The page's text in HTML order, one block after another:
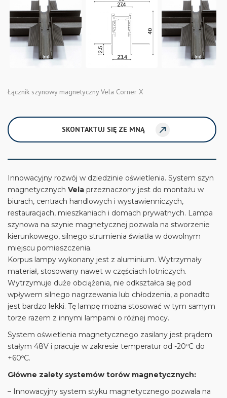
Łącznik szynowy magnetyczny Vela Corner X
SKONTAKTUJ SIĘ ZE MNĄ
Innowacyjny rozwój w dziedzinie oświetlenia. System szyn
magnetycznych Vela przeznaczony jest do montażu w
biurach, centrach handlowych i wystawienniczych,
restauracjach, mieszkaniach i domach prywatnych. Lampa
szynowa na szynie magnetycznej pozwala na stworzenie
kierunkowego, silnego strumienia światła w dowolnym
miejscu pomieszczenia.
Korpus lampy wykonany jest z aluminium. Wytrzymały
materiał, stosowany nawet w częściach lotniczych.
Wytrzymuje duże obciążenia, nie odkształca się pod
wpływem silnego nagrzewania lub chłodzenia, a ponadto
jest bardzo lekki. Tę lampę można stosować w tym samym
torze razem z innymi lampami o różnej mocy.
System oświetlenia magnetycznego zasilany jest prądem
stałym 48V i pracuje w zakresie temperatur od -20ºС do
+60ºС.
Główne zalety systemów torów magnetycznych:
– Innowacyjny system styku magnetycznego pozwala na